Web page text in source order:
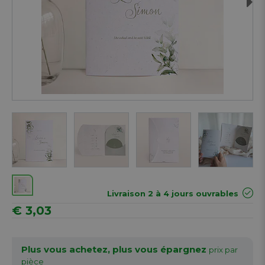
Livraison 2 à 4 jours ouvrables
€ 3,03
Plus vous achetez, plus vous épargnez prix par
pièce